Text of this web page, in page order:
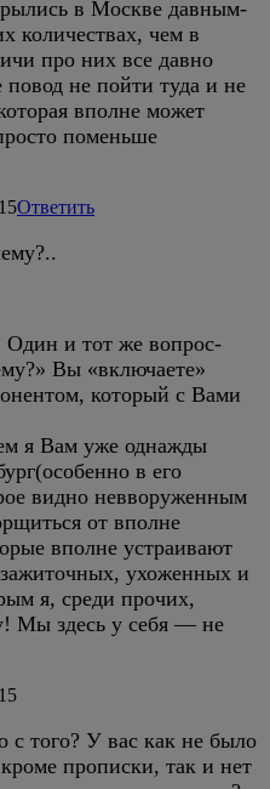
в Москве давным-
количествах, чем в
про них все давно
не пойти туда и не
вполне может
поменьше
Ответить
и тот же вопрос-
Вы «включаете»
который с Вами
я Вам уже однажды
в его
видно невворуженным
от вполне
вполне устраивают
ухоженных и
я, среди прочих,
Мы здесь у себя — не
с того? У вас как не было
прописки, так и нет